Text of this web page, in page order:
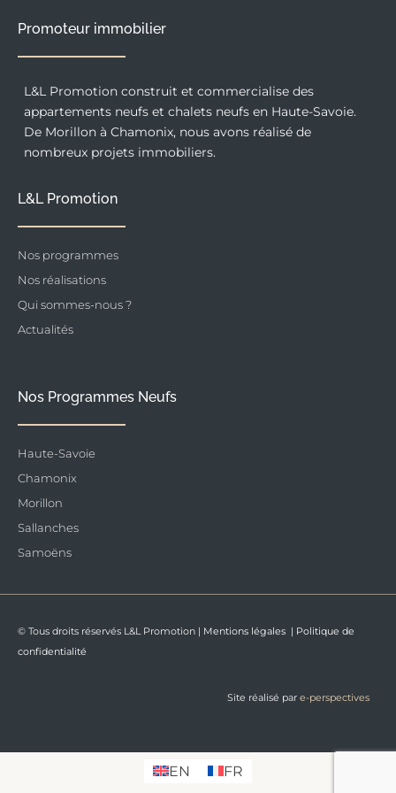
Promoteur immobilier
L&L Promotion construit et commercialise des
appartements neufs et chalets neufs en Haute-Savoie.
De Morillon à Chamonix, nous avons réalisé de
nombreux projets immobiliers.
L&L Promotion
Nos programmes
Nos réalisations
Qui sommes-nous ?
Actualités
Nos Programmes Neufs
Haute-Savoie
Chamonix
Morillon
Sallanches
Samoëns
© Tous droits réservés L&L Promotion | Mentions légales | Politique de
confidentialité
Site réalisé par e-perspectives
EN FR